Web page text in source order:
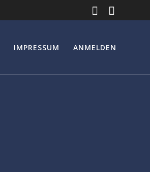
IMPRESSUM ANMELDEN